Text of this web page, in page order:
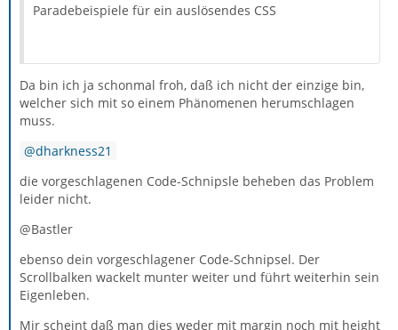
Paradebeispiele für ein auslösendes CSS
Da bin ich ja schonmal froh, daß ich nicht der einzige bin,
welcher sich mit so einem Phänomenen herumschlagen
muss.
dharkness21
die vorgeschlagenen Code-Schnipsle beheben das Problem
leider nicht.
@Bastler
ebenso dein vorgeschlagener Code-Schnipsel. Der
Scrollbalken wackelt munter weiter und führt weiterhin sein
Eigenleben.
Mir scheint daß man dies weder mit margin noch mit height